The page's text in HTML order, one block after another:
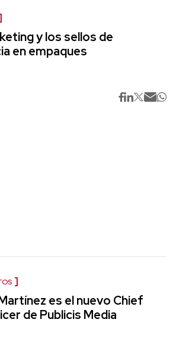
y los sellos de
en empaques
es el nuevo Chief
de Publicis Media